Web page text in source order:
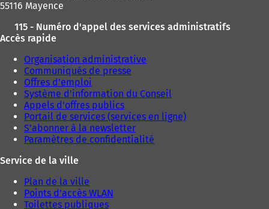
55116 Mayence
115 - Numéro d'appel des services administratifs
Accès rapide
Organisation administrative
Communiqués de presse
Offres d'emploi
Système d'information du Conseil
Appels d'offres publics
Portail de services (services en ligne)
S'abonner à la newsletter
Paramètres de confidentialité
Service de la ville
Plan de la ville
Points d'accès WLAN
Toilettes publiques